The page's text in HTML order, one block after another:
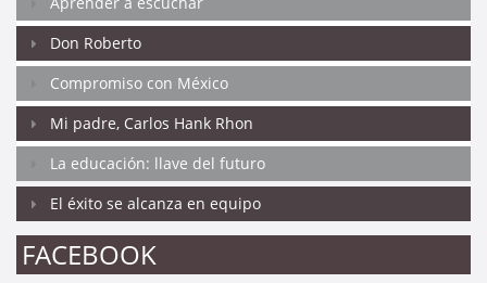
Don Roberto
Compromiso con México
Mi padre, Carlos Hank Rhon
La educación: llave del futuro
El éxito se alcanza en equipo
FACEBOOK